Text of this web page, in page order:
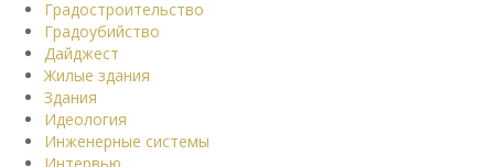
Градостроительство
Градоубийство
Дайджест
Жилые здания
Здания
Идеология
Инженерные системы
Интервью